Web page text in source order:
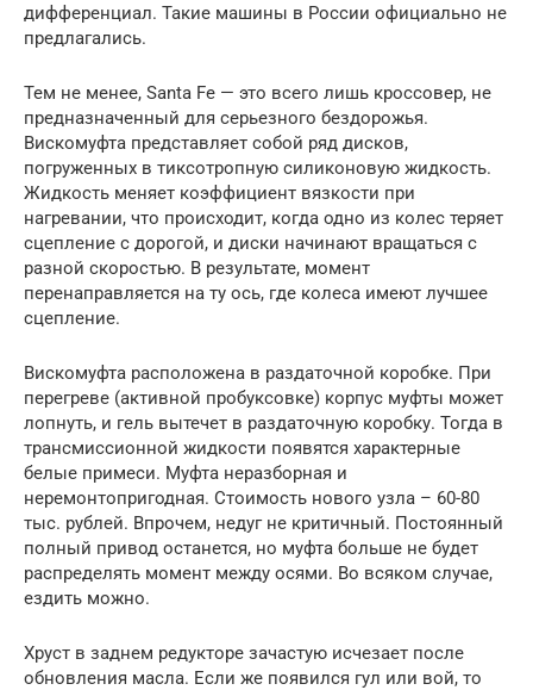
дифференциал. Такие машины в России официально не
предлагались.
Тем не менее, Santa Fe — это всего лишь кроссовер, не
предназначенный для серьезного бездорожья.
Вискомуфта представляет собой ряд дисков,
погруженных в тиксотропную силиконовую жидкость.
Жидкость меняет коэффициент вязкости при
нагревании, что происходит, когда одно из колес теряет
сцепление с дорогой, и диски начинают вращаться с
разной скоростью. В результате, момент
перенаправляется на ту ось, где колеса имеют лучшее
сцепление.
Вискомуфта расположена в раздаточной коробке. При
перегреве (активной пробуксовке) корпус муфты может
лопнуть, и гель вытечет в раздаточную коробку. Тогда в
трансмиссионной жидкости появятся характерные
белые примеси. Муфта неразборная и
неремонтопригодная. Стоимость нового узла – 60-80
тыс. рублей. Впрочем, недуг не критичный. Постоянный
полный привод останется, но муфта больше не будет
распределять момент между осями. Во всяком случае,
ездить можно.
Хруст в заднем редукторе зачастую исчезает после
обновления масла. Если же появился гул или вой, то